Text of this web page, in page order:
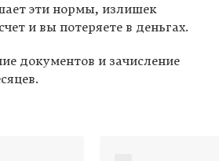
эти нормы, излишек
и вы потеряете в деньгах.
документов и зачисление